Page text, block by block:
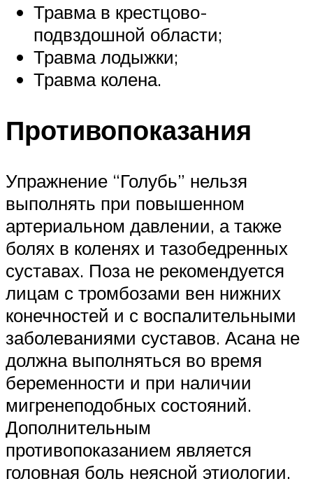
Травма в крестцово-
подвздошной области;
Травма лодыжки;
Травма колена.
Противопоказания
Упражнение “Голубь” нельзя
выполнять при повышенном
артериальном давлении, а также
болях в коленях и тазобедренных
суставах. Поза не рекомендуется
лицам с тромбозами вен нижних
конечностей и с воспалительными
заболеваниями суставов. Асана не
должна выполняться во время
беременности и при наличии
мигренеподобных состояний.
Дополнительным
противопоказанием является
головная боль неясной этиологии.